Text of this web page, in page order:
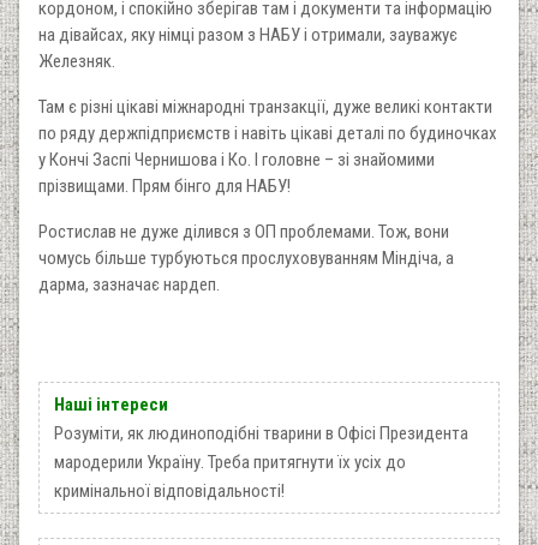
кордоном, і спокійно зберігав там і документи та інформацію
на дівайсах, яку німці разом з НАБУ і отримали, зауважує
Железняк.
Там є різні цікаві міжнародні транзакції, дуже великі контакти
по ряду держпідприємств і навіть цікаві деталі по будиночках
у Кончі Заспі Чернишова і Ко. І головне – зі знайомими
прізвищами. Прям бінго для НАБУ!
Ростислав не дуже ділився з ОП проблемами. Тож, вони
чомусь більше турбуються прослуховуванням Міндіча, а
дарма, зазначає нардеп.
Наші інтереси
Розуміти, як людиноподібні тварини в Офісі Президента
мародерили Україну. Треба притягнути їх усіх до
кримінальної відповідальності!